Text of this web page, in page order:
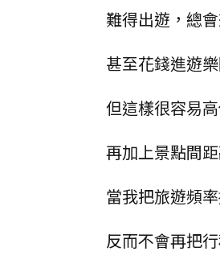
難得出遊，總
甚至花錢進遊
但這樣很容易
再加上景點間
當我把旅遊頻
反而不會再把